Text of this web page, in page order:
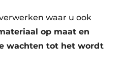
waar u ook
op maat en
wachten tot het wordt